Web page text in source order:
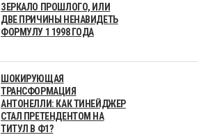
ЗЕРКАЛО ПРОШЛОГО, ИЛИ
ДВЕ ПРИЧИНЫ НЕНАВИДЕТЬ
ФОРМУЛУ 1 1998 ГОДА
ШОКИРУЮЩАЯ
ТРАНСФОРМАЦИЯ
АНТОНЕЛЛИ: КАК ТИНЕЙДЖЕР
СТАЛ ПРЕТЕНДЕНТОМ НА
ТИТУЛ В Ф1?